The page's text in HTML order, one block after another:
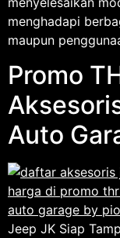
menghadapi
maupun
Promo
Auto
Jeep JK Siap